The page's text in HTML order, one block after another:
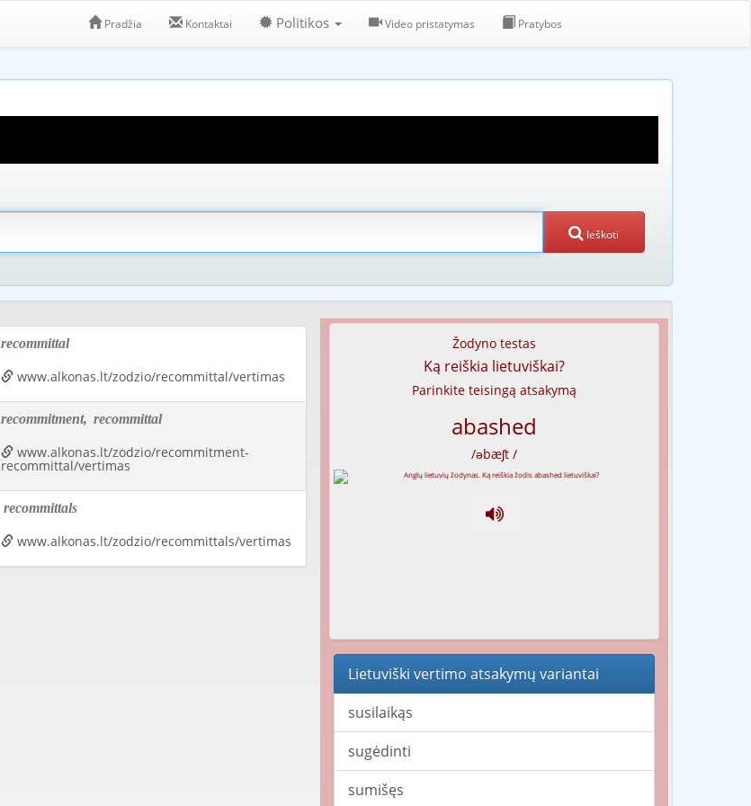
Pradžia Kontaktai Politikos Video pristatymas Pratybos
Ieškoti
recommittal
www.alkonas.lt/zodzio/recommittal/vertimas
recommitment, recommittal
www.alkonas.lt/zodzio/recommitment-
recommittal/vertimas
recommittals
www.alkonas.lt/zodzio/recommittals/vertimas
Žodyno testas
Ką reiškia lietuviškai?
Parinkite teisingą atsakymą
abashed
/əbæʃt /
Lietuviški vertimo atsakymų variantai
susilaikąs
sugėdinti
sumišęs